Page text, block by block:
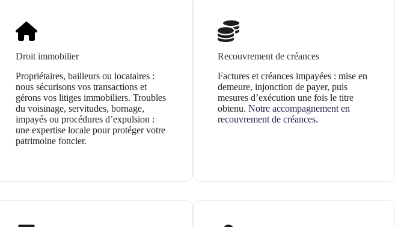
Droit immobilier
Propriétaires, bailleurs ou locataires :
nous sécurisons vos transactions et
gérons vos litiges immobiliers. Troubles
du voisinage, servitudes, bornage,
impayés ou procédures d’expulsion :
une expertise locale pour protéger votre
patrimoine foncier.
Recouvrement de créances
Factures et créances impayées : mise en
demeure, injonction de payer, puis
mesures d’exécution une fois le titre
obtenu. Notre accompagnement en
recouvrement de créances.